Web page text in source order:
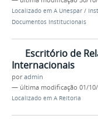
Localizado em A Unespar /
Documentos Institucionais
Escritório de
Internacionais
poradmin
— última modificação 01/
Localizado em A Reitoria